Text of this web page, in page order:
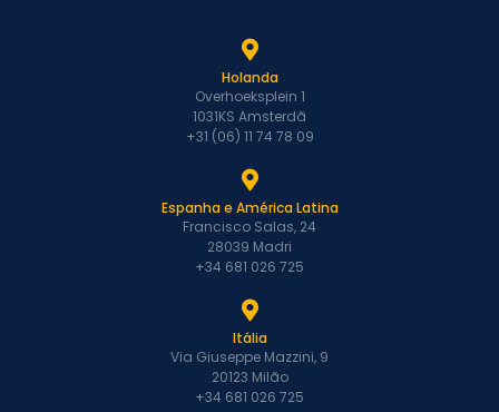
Holanda
Overhoeksplein 1
1031KS Amsterdã
+31 (06) 11 74 78 09
Espanha e América Latina
Francisco Salas, 24
28039 Madri
+34 681 026 725
Itália
Via Giuseppe Mazzini, 9
20123 Milão
+34 681 026 725